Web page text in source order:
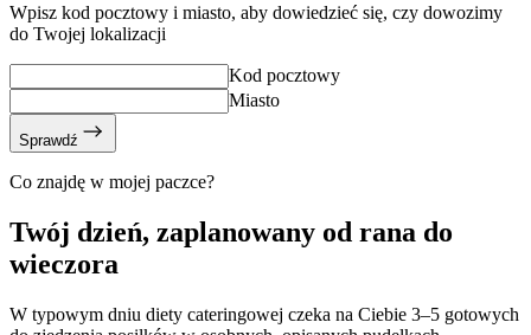
Wpisz kod pocztowy i miasto, aby dowiedzieć się, czy dowozimy
do Twojej lokalizacji
Kod pocztowy
Miasto
Sprawdź
Co znajdę w mojej paczce?
Twój dzień, zaplanowany od rana do
wieczora
W typowym dniu diety cateringowej czeka na Ciebie 3–5 gotowych